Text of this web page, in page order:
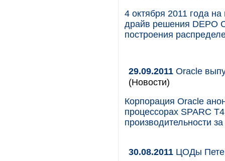
4 октября 2011 года
драйв решения DEPO
построения
29.09.2011 Oracle
(Новости)
Корпорация Oracle
процессорах SPARC
производительности
30.08.2011 ЦОДы